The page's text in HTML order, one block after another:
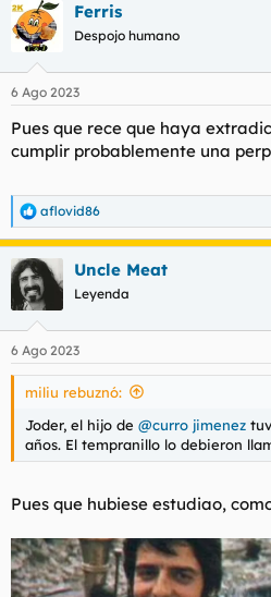
Ferris
Despojo humano
6 Ago 2023
Pues que rece que haya
cumplir probablemente una
R
e
a
c
c
i
e
s
aflovid86
Uncle Meat
Leyenda
6 Ago 2023
miliu rebuznó:
Joder, el hijo de @curro jimenez
años. El tempranillo lo debieron
Pues que hubiese estudiao,